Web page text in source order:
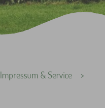
Impressum & Service